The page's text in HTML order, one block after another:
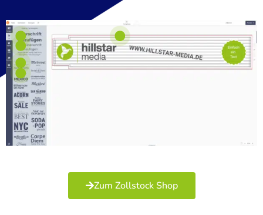
Zum Zollstock Shop